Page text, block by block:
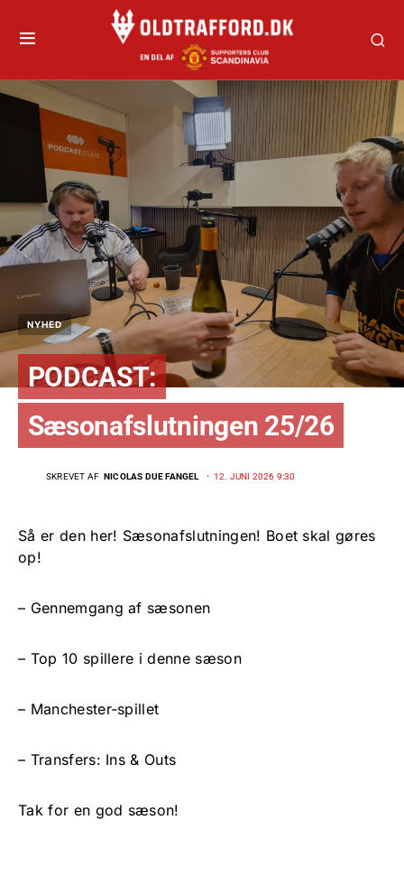
NYHED
PODCAST:
Sæsonafslutningen 25/26
SKREVET AF NICOLAS DUE FANGEL 12. JUNI 2026 9:30
Så er den her! Sæsonafslutningen! Boet skal gøres
op!
– Gennemgang af sæsonen
– Top 10 spillere i denne sæson
– Manchester-spillet
– Transfers: Ins & Outs
Tak for en god sæson!